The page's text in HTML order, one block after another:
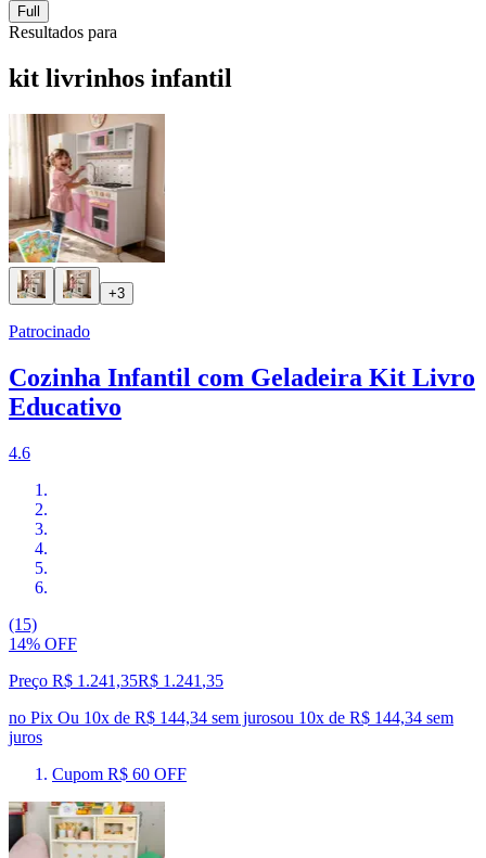
Full
Resultados para
kit livrinhos infantil
+3
Patrocinado
Cozinha Infantil com Geladeira Kit Livro
Educativo
4.6
(15)
14% OFF
Preço R$ 1.241,35R$ 1.241 ,35
no Pix Ou 10x de R$ 144,34 sem jurosou 10x de R$ 144,34 sem
juros
Cupom R$ 60 OFF